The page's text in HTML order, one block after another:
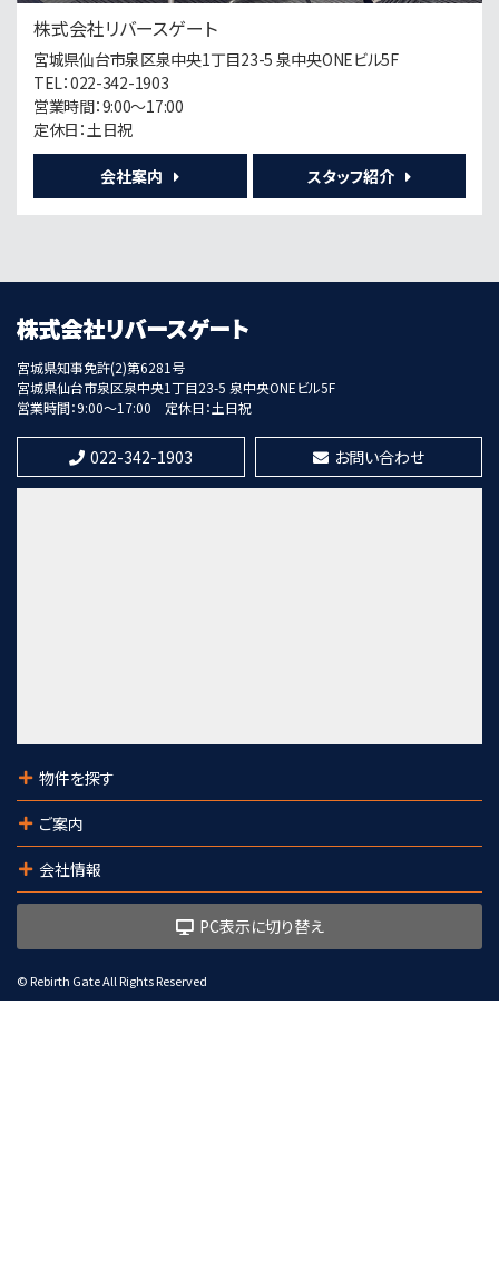
第6位
歩11分
第8位
利回5.5%
東照宮駅
歩8分
1,280万円
株式会社リバースゲート
宮城県仙台市泉区泉中央1丁目23-5 泉中央ONEビル5F
TEL：022-342-1903
営業時間：9:00～17:00
定休日：土日祝
会社案内 スタッフ紹介
宮城県知事免許(2)第6281号
宮城県仙台市泉区泉中央1丁目23-5 泉中央ONEビル5F
営業時間：9:00～17:00
定休日：土日祝
022-342-1903 お問い合わせ
物件を探す
ご案内
会社情報
PC表示に切り替え
© Rebirth Gate All Rights Reserved